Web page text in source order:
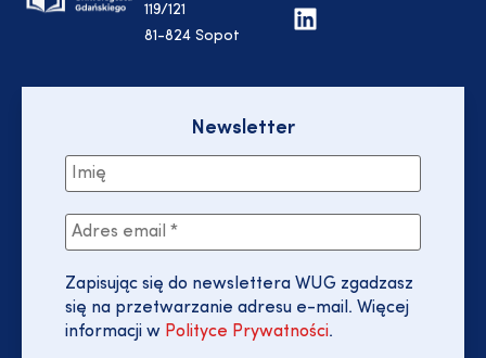
119/121
81-824 Sopot
Newsletter
Zapisując się do newslettera WUG zgadzasz
się na przetwarzanie adresu e-mail. Więcej
informacji w Polityce Prywatności.